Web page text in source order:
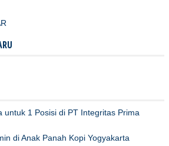
untuk 1 Posisi di PT Integritas Prima
di Anak Panah Kopi Yogyakarta